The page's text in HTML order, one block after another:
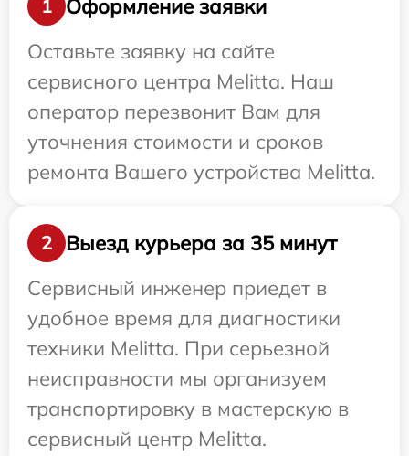
1
Оформление заявки
Оставьте заявку на сайте
сервисного центра Melitta. Наш
оператор перезвонит Вам для
уточнения стоимости и сроков
ремонта Вашего устройства Melitta.
2
Выезд курьера за 35 минут
Сервисный инженер приедет в
удобное время для диагностики
техники Melitta. При серьезной
неисправности мы организуем
транспортировку в мастерскую в
сервисный центр Melitta.